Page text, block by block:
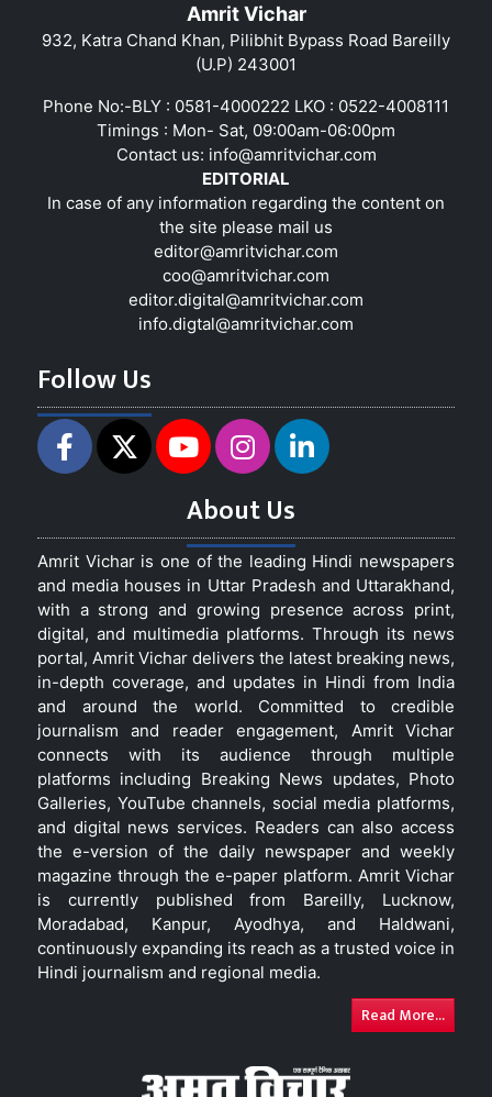
Amrit Vichar
932, Katra Chand Khan, Pilibhit Bypass Road Bareilly
(U.P) 243001
Phone No:-BLY : 0581-4000222 LKO : 0522-4008111
Timings : Mon- Sat, 09:00am-06:00pm
Contact us: info@amritvichar.com
EDITORIAL
In case of any information regarding the content on
the site please mail us
editor@amritvichar.com
coo@amritvichar.com
editor.digital@amritvichar.com
info.digtal@amritvichar.com
Follow Us
About Us
Amrit Vichar is one of the leading Hindi newspapers
and media houses in Uttar Pradesh and Uttarakhand,
with a strong and growing presence across print,
digital, and multimedia platforms. Through its news
portal, Amrit Vichar delivers the latest breaking news,
in-depth coverage, and updates in Hindi from India
and around the world. Committed to credible
journalism and reader engagement, Amrit Vichar
connects with its audience through multiple
platforms including Breaking News updates, Photo
Galleries, YouTube channels, social media platforms,
and digital news services. Readers can also access
the e-version of the daily newspaper and weekly
magazine through the e-paper platform. Amrit Vichar
is currently published from Bareilly, Lucknow,
Moradabad, Kanpur, Ayodhya, and Haldwani,
continuously expanding its reach as a trusted voice in
Hindi journalism and regional media.
Read More...